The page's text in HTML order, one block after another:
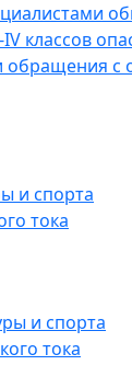
и спорта
тока
классов
с
и спорта
тока